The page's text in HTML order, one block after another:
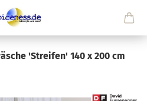
'Streifen' 140 x 200 cm